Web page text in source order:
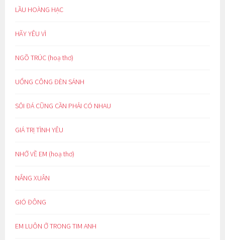
LẦU HOÀNG HẠC
HÃY YÊU VÌ
NGÕ TRÚC (hoạ thơ)
UỔNG CÔNG ĐÈN SÁNH
SỎI ĐÁ CŨNG CẦN PHẢI CÓ NHAU
GIÁ TRỊ TÌNH YÊU
NHỚ VỀ EM (hoạ thơ)
NẮNG XUÂN
GIÓ ĐÔNG
EM LUÔN Ở TRONG TIM ANH